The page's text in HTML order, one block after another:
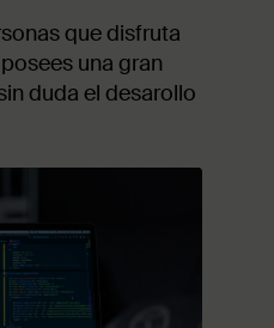
que disfruta
una gran
duda el desarollo